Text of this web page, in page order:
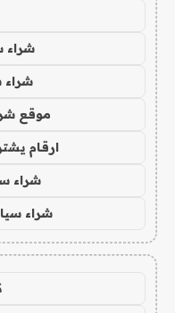
شراء
شراء
موقع
ارقام
شراء
شراء